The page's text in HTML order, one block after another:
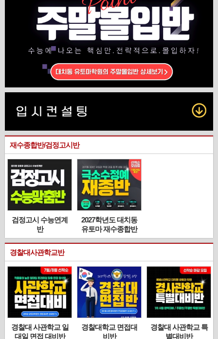
재수종합반/검정고시반
검정고시 수능연계
반
2027학년도 대치동
유토마 재수종합반
[필승 합격반]
경찰대사관학교반
경찰대 사관학교 일
대일 면접 대비반
경찰대학교 면접대
비반
경찰대 사관학교 특
별대비반